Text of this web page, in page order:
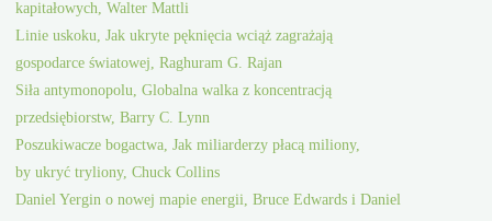
kapitałowych, Walter Mattli
Linie uskoku, Jak ukryte pęknięcia wciąż zagrażają
gospodarce światowej, Raghuram G. Rajan
Siła antymonopolu, Globalna walka z koncentracją
przedsiębiorstw, Barry C. Lynn
Poszukiwacze bogactwa, Jak miliarderzy płacą miliony,
by ukryć tryliony, Chuck Collins
Daniel Yergin o nowej mapie energii, Bruce Edwards i Daniel